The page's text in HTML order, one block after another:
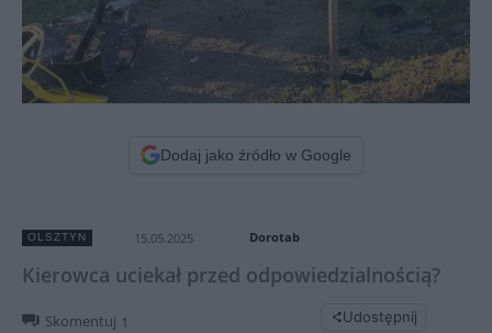
Dodaj jako źródło w Google
OLSZTYN 15.05.2025 Dorotab
Kierowca uciekał przed odpowiedzialnością?
Skomentuj 1 Udostępnij